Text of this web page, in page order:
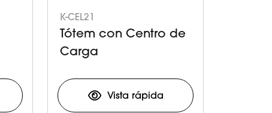
K-CEL21
Tótem con Centro de
Carga
Vista rápida